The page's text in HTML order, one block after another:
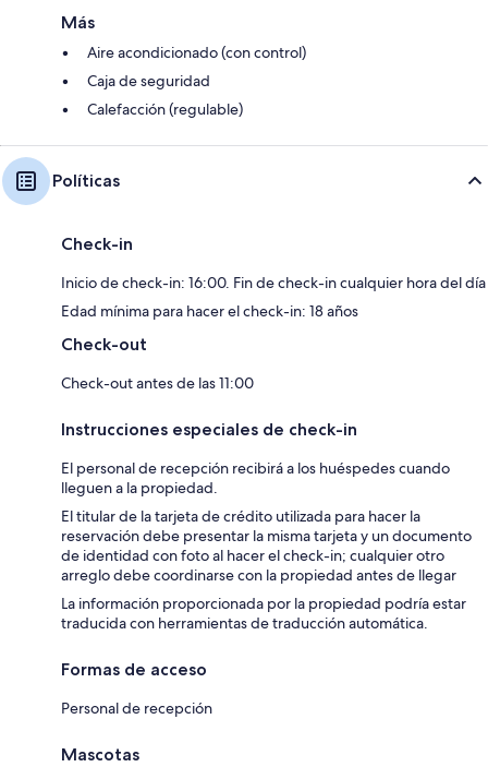
Más
Aire acondicionado (con control)
Caja de seguridad
Calefacción (regulable)
Políticas
Check-in
Inicio de check-in: 16:00. Fin de check-in cualquier hora del día
Edad mínima para hacer el check-in: 18 años
Check-out
Check-out antes de las 11:00
Instrucciones especiales de check-in
El personal de recepción recibirá a los huéspedes cuando
lleguen a la propiedad.
El titular de la tarjeta de crédito utilizada para hacer la
reservación debe presentar la misma tarjeta y un documento
de identidad con foto al hacer el check-in; cualquier otro
arreglo debe coordinarse con la propiedad antes de llegar
La información proporcionada por la propiedad podría estar
traducida con herramientas de traducción automática.
Formas de acceso
Personal de recepción
Mascotas